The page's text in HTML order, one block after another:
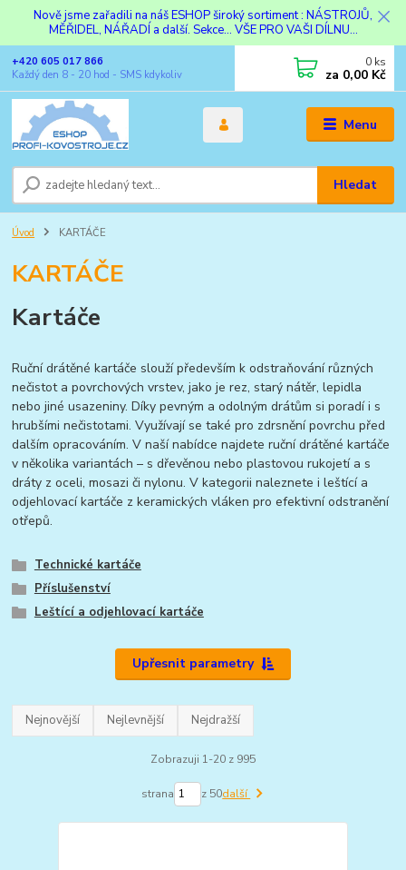
Nově jsme zařadili na náš ESHOP široký sortiment : NÁSTROJŮ,
MĚŘIDEL, NÁŘADÍ a další. Sekce... VŠE PRO VAŠI DÍLNU...
Menu
Hledat
+420 605 017 866
Každý den 8 - 20 hod - SMS kdykoliv
0 ks
za 0,00 Kč
Úvod KARTÁČE
KARTÁČE
Kartáče
Ruční drátěné kartáče slouží především k odstraňování různých
nečistot a povrchových vrstev, jako je rez, starý nátěr, lepidla
nebo jiné usazeniny. Díky pevným a odolným drátům si poradí i s
hrubšími nečistotami. Využívají se také pro zdrsnění povrchu před
dalším opracováním. V naší nabídce najdete ruční drátěné kartáče
v několika variantách – s dřevěnou nebo plastovou rukojetí a s
dráty z oceli, mosazi či nylonu. V kategorii naleznete i leštící a
odjehlovací kartáče z keramických vláken pro efektivní odstranění
otřepů.
Technické kartáče
Příslušenství
Leštící a odjehlovací kartáče
Upřesnit parametry
Nejnovější Nejlevnější Nejdražší
Zobrazuji 1-20 z 995
strana z 50další